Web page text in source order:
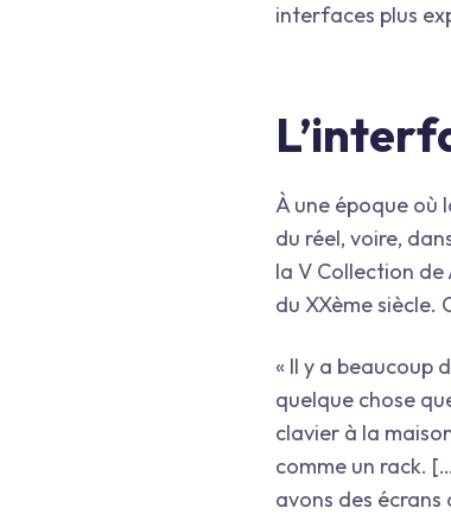
interfaces plus
À une époque où
du réel, voire,
la V Collection de
du XXème siècle.
« Il y a beaucoup
quelque chose
clavier à la
comme un rack.
avons des